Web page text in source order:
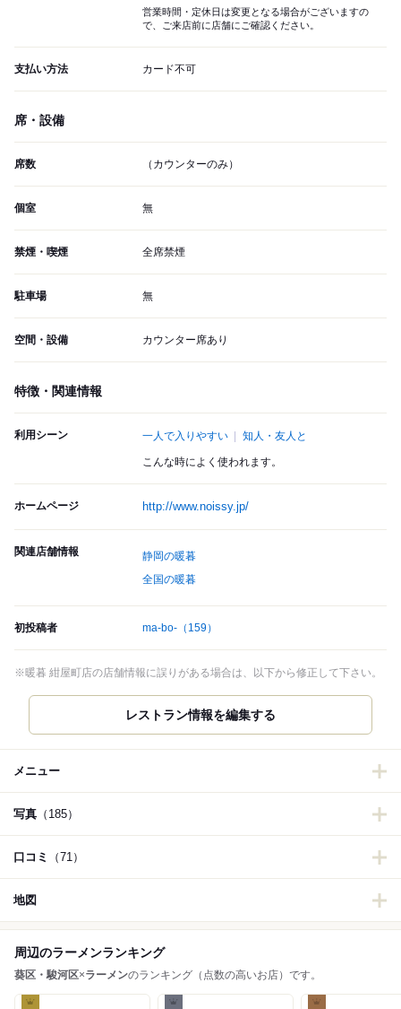
営業時間・定休日は変更となる場合がございますの
で、ご来店前に店舗にご確認ください。
支払い方法 カード不可
席・設備
席数 （カウンターのみ）
個室 無
禁煙・喫煙 全席禁煙
駐車場 無
空間・設備 カウンター席あり
特徴・関連情報
利用シーン 一人で入りやすい 知人・友人と
こんな時によく使われます。
ホームページ http://www.noissy.jp/
関連店舗情報
静岡の暖暮
全国の暖暮
初投稿者 ma-bo- （159）
※暖暮 紺屋町店の店舗情報に誤りがある場合は、以下から修正して下さい。
レストラン情報を編集する
メニュー
写真 （185）
口コミ （71）
地図
周辺のラーメンランキング
葵区・駿河区×ラーメンのランキング（点数の高いお店）です。